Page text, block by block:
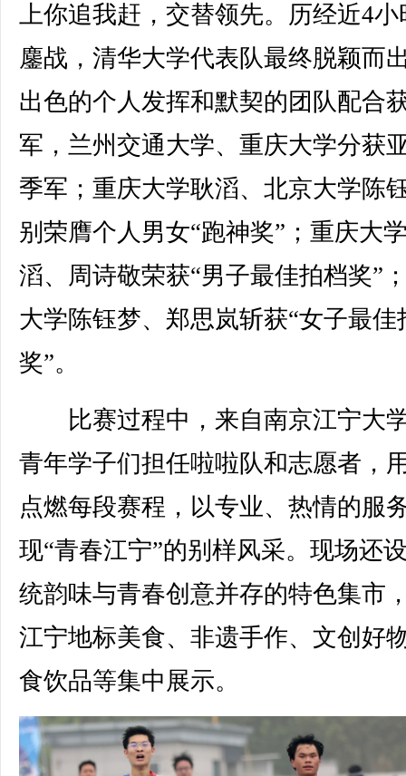
上你追我赶，交替领先。历经近4
鏖战，清华大学代表队最终脱颖而
出色的个人发挥和默契的团队配合
军，兰州交通大学、重庆大学分获
季军；重庆大学耿滔、北京大学陈
别荣膺个人男女“跑神奖”；重庆大
滔、周诗敬荣获“男子最佳拍档奖”
大学陈钰梦、郑思岚斩获“女子最佳
奖”。
比赛过程中，来自南京江宁大
青年学子们担任啦啦队和志愿者，
点燃每段赛程，以专业、热情的服
现“青春江宁”的别样风采。现场还
统韵味与青春创意并存的特色集市
江宁地标美食、非遗手作、文创好
食饮品等集中展示。